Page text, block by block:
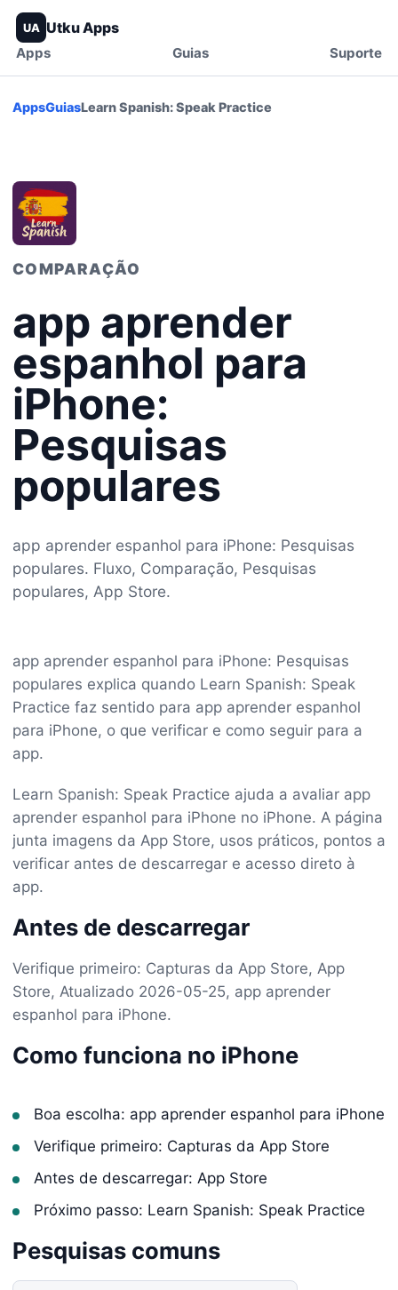
UA Utku Apps
Apps Guias Suporte
AppsGuiasLearn Spanish: Speak Practice
COMPARAÇÃO
app aprender
espanhol para
iPhone:
Pesquisas
populares
app aprender espanhol para iPhone: Pesquisas
populares. Fluxo, Comparação, Pesquisas
populares, App Store.
app aprender espanhol para iPhone: Pesquisas
populares explica quando Learn Spanish: Speak
Practice faz sentido para app aprender espanhol
para iPhone, o que verificar e como seguir para a
app.
Learn Spanish: Speak Practice ajuda a avaliar app
aprender espanhol para iPhone no iPhone. A página
junta imagens da App Store, usos práticos, pontos a
verificar antes de descarregar e acesso direto à
app.
Antes de descarregar
Verifique primeiro: Capturas da App Store, App
Store, Atualizado 2026-05-25, app aprender
espanhol para iPhone.
Como funciona no iPhone
Boa escolha: app aprender espanhol para iPhone
Verifique primeiro: Capturas da App Store
Antes de descarregar: App Store
Próximo passo: Learn Spanish: Speak Practice
Pesquisas comuns